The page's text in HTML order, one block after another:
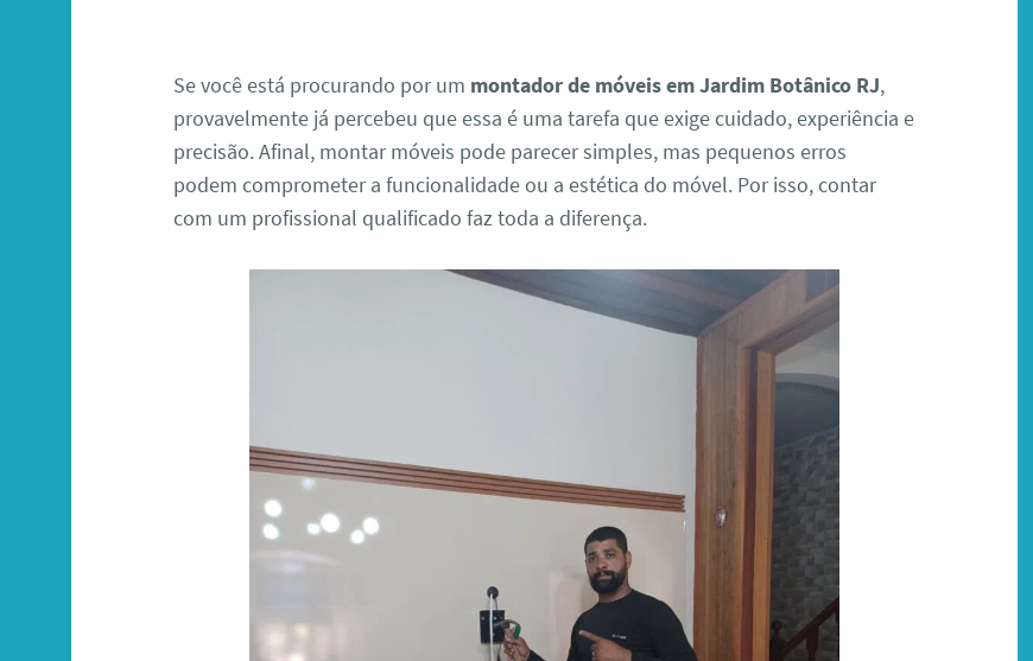
Se você está procurando por um montador de móveis em Jardim Botânico RJ,
provavelmente já percebeu que essa é uma tarefa que exige cuidado, experiência e
precisão. Afinal, montar móveis pode parecer simples, mas pequenos erros
podem comprometer a funcionalidade ou a estética do móvel. Por isso, contar
com um profissional qualificado faz toda a diferença.